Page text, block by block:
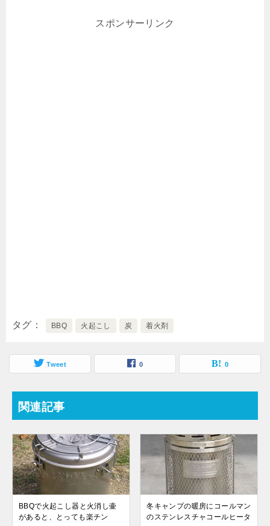
スポンサーリンク
タグ BBQ 火起こし 炭 着火剤
Tweet 0 0
関連記事
BBQで火起こし器と火消し壷
があると、とっても楽チン
冬キャンプの暖房にコールマン
のステンレスチャコールヒータ